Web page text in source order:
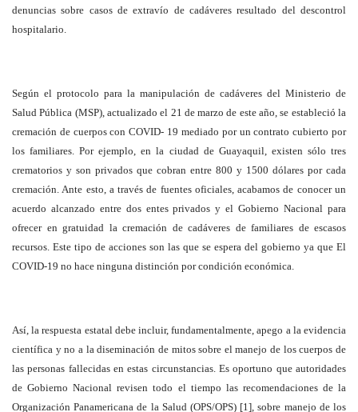
denuncias sobre casos de extravío de cadáveres resultado del descontrol
hospitalario.
Según el protocolo para la manipulación de cadáveres del Ministerio de
Salud Pública (MSP), actualizado el 21 de marzo de este año, se estableció la
cremación de cuerpos con COVID- 19 mediado por un contrato cubierto por
los familiares. Por ejemplo, en la ciudad de Guayaquil, existen sólo tres
crematorios y son privados que cobran entre 800 y 1500 dólares por cada
cremación. Ante esto, a través de fuentes oficiales, acabamos de conocer un
acuerdo alcanzado entre dos entes privados y el Gobierno Nacional para
ofrecer en gratuidad la cremación de cadáveres de familiares de escasos
recursos. Este tipo de acciones son las que se espera del gobierno ya que El
COVID-19 no hace ninguna distinción por condición económica.
Así, la respuesta estatal debe incluir, fundamentalmente, apego a la evidencia
científica y no a la diseminación de mitos sobre el manejo de los cuerpos de
las personas fallecidas en estas circunstancias. Es oportuno que autoridades
de Gobierno Nacional revisen todo el tiempo las recomendaciones de la
Organización Panamericana de la Salud (OPS/OPS) [1], sobre manejo de los